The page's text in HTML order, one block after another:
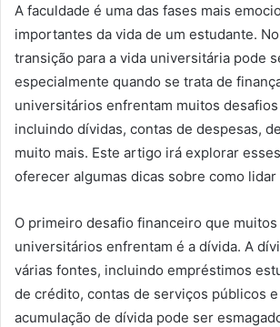
A faculdade é uma das fases mais
importantes da vida de um estudante.
transição para a vida universitária pode
especialmente quando se trata de
universitários enfrentam muitos
incluindo dívidas, contas de despesas,
muito mais. Este artigo irá explorar
oferecer algumas dicas sobre como lidar
O primeiro desafio financeiro que
universitários enfrentam é a dívida. A
várias fontes, incluindo empréstimos
de crédito, contas de serviços públicos
acumulação de dívida pode ser